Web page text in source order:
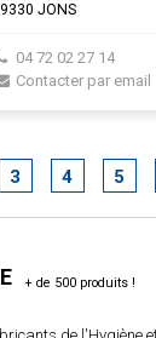
JONS
04 72 02 27 14
Contacter par email
3 4 5